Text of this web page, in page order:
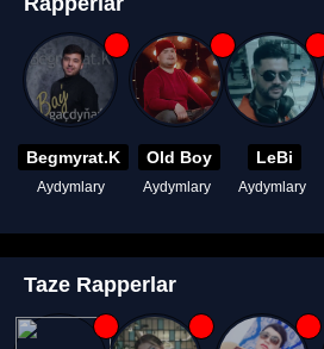
Begmyrat.K
Aydymlary
Old Boy
Aydymlary
LeBi
Aydymlary
Taze Rapperlar